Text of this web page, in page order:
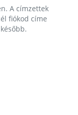
A címzettek
fiókod címe